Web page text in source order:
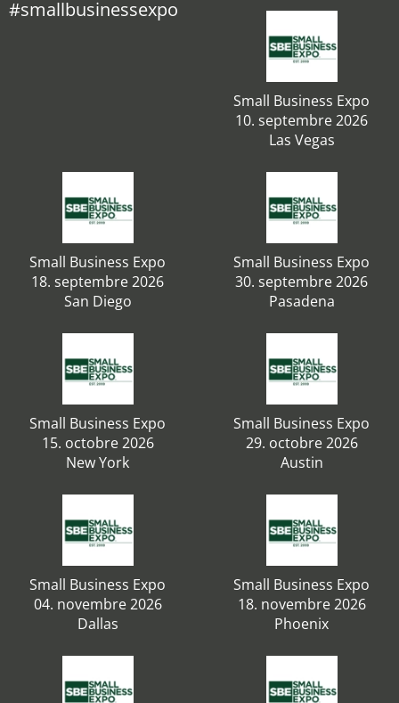
#smallbusinessexpo
Small Business Expo
10. septembre 2026
Las Vegas
Small Business Expo
18. septembre 2026
San Diego
Small Business Expo
30. septembre 2026
Pasadena
Small Business Expo
15. octobre 2026
New York
Small Business Expo
29. octobre 2026
Austin
Small Business Expo
04. novembre 2026
Dallas
Small Business Expo
18. novembre 2026
Phoenix